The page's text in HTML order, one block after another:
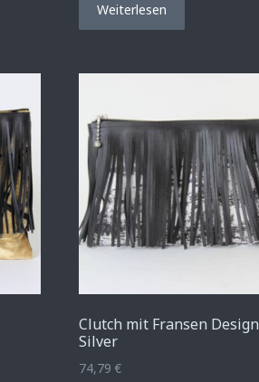
Weiterlesen
Clutch mit Fransen Design
Silver
74,79 €